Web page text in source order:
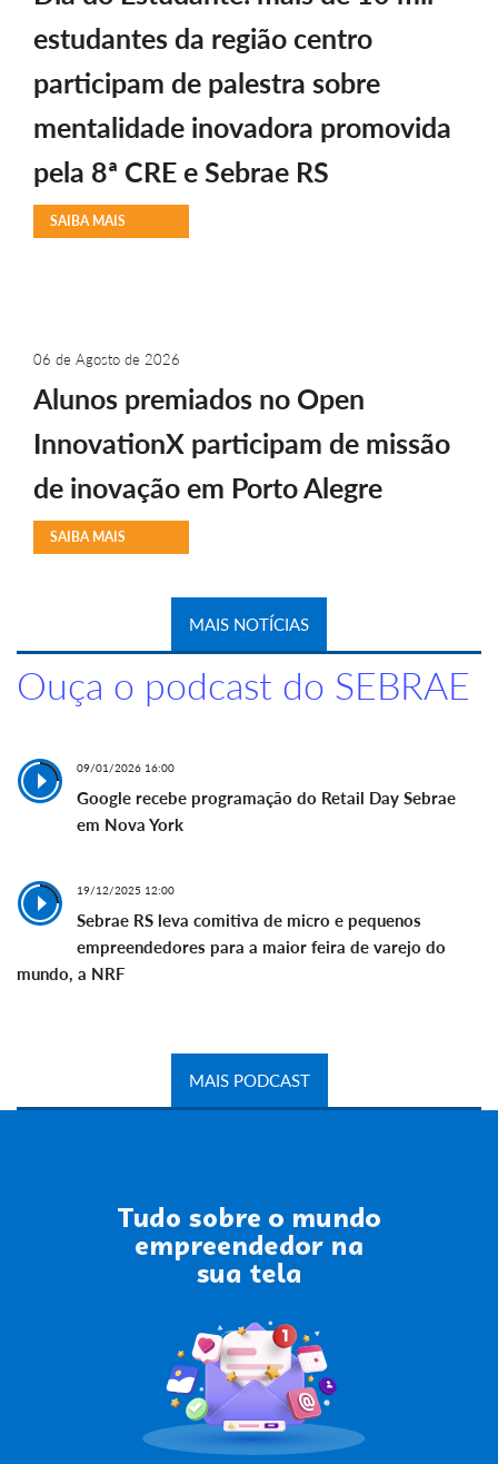
estudantes da região centro
participam de palestra sobre
mentalidade inovadora promovida
pela 8ª CRE e Sebrae RS
SAIBA MAIS
06 de Agosto de 2026
Alunos premiados no Open
InnovationX participam de missão
de inovação em Porto Alegre
SAIBA MAIS
MAIS NOTÍCIAS
Ouça o podcast do SEBRAE
09/01/2026 16:00
Google recebe programação do Retail Day Sebrae
em Nova York
19/12/2025 12:00
Sebrae RS leva comitiva de micro e pequenos
empreendedores para a maior feira de varejo do
mundo, a NRF
MAIS PODCAST